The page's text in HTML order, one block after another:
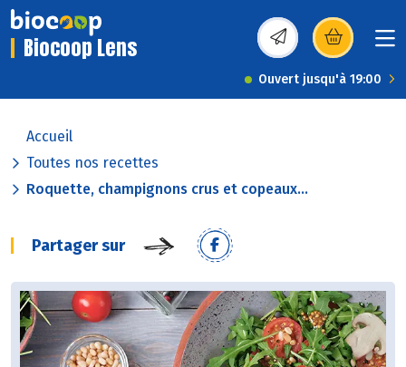
Biocoop Lens (s’ouvre dans une
Ouvert jusqu'à 19:00
Accueil
Toutes nos recettes
Roquette, champignons crus et copeaux...
Partager sur